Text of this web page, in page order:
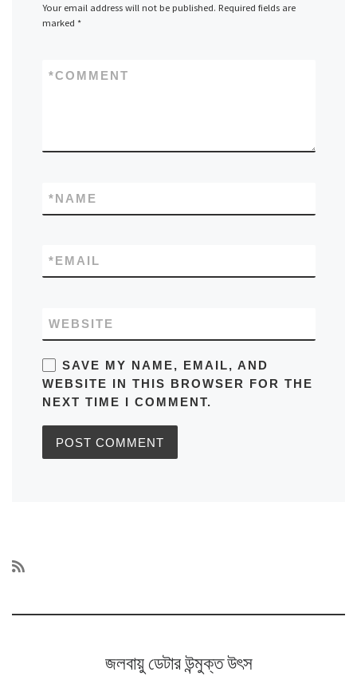
Your email address will not be published. Required fields are
marked *
COMMENT
*
NAME
*
EMAIL
*
WEBSITE
SAVE MY NAME, EMAIL, AND
WEBSITE IN THIS BROWSER FOR THE
NEXT TIME I COMMENT.
জলবায়ু ডেটার উন্মুক্ত উৎস